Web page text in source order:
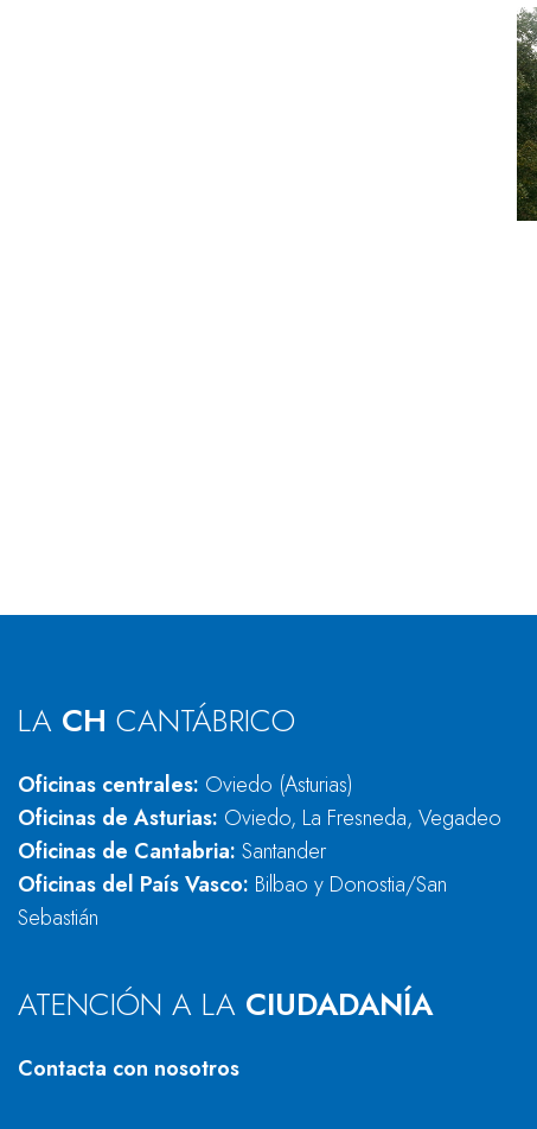
LA CH CANTÁBRICO
Oficinas centrales: Oviedo (Asturias)
Oficinas de Asturias: Oviedo, La Fresneda, Vegadeo
Oficinas de Cantabria: Santander
Oficinas del País Vasco: Bilbao y Donostia/San
Sebastián
ATENCIÓN A LA CIUDADANÍA
Contacta con nosotros